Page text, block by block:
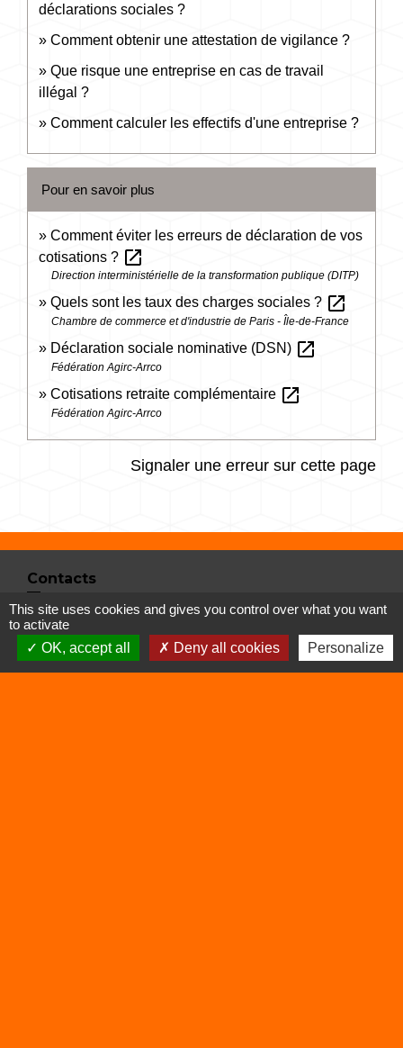
déclarations sociales ?
Comment obtenir une attestation de vigilance ?
Que risque une entreprise en cas de travail
illégal ?
Comment calculer les effectifs d'une entreprise ?
Pour en savoir plus
Comment éviter les erreurs de déclaration de vos
cotisations ? open_in_new
Direction interministérielle de la transformation publique (DITP)
Quels sont les taux des charges sociales ? open_in_new
Chambre de commerce et d'industrie de Paris - Île-de-France
Déclaration sociale nominative (DSN) open_in_new
Fédération Agirc-Arrco
Cotisations retraite complémentaire open_in_new
Fédération Agirc-Arrco
Signaler une erreur sur cette page
Contacts
Commune de Vertrieu
1 place de la Mairie
38390 Vertrieu - FRANCE
+33 4 74 90 61 68
This site uses cookies and gives you control over what you want
to activate
OK, accept all
Deny all cookies Personalize